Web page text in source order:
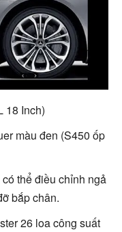
18 Inch)
màu đen (S450 ốp
thể điều chỉnh ngả
bắp chân.
26 loa công suất